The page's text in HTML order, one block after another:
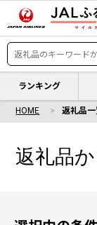
ランキング
HOME 返礼品
返礼品